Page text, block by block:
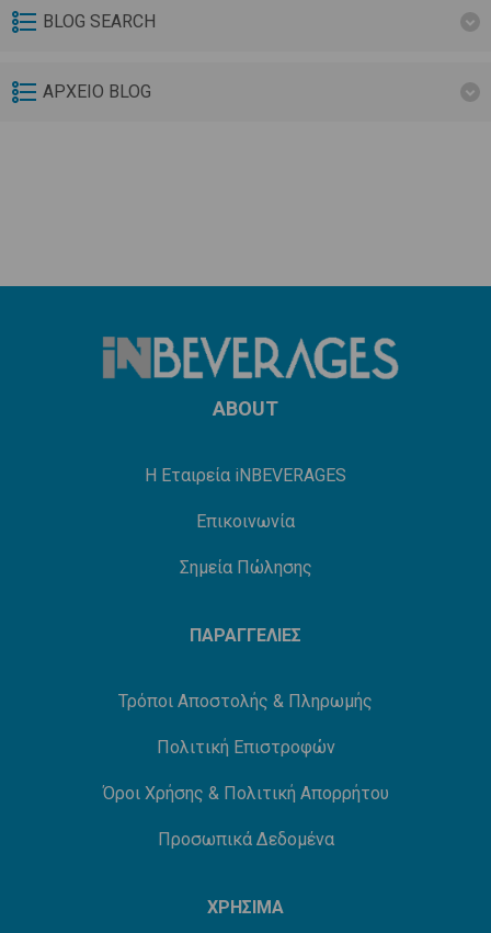
BLOG SEARCH
ΑΡΧΕΙΟ BLOG
ABOUT
Η Εταιρεία iNBEVERAGES
Επικοινωνία
Σημεία Πώλησης
ΠΑΡΑΓΓΕΛΙΕΣ
Τρόποι Αποστολής & Πληρωμής
Πολιτική Επιστροφών
Όροι Χρήσης & Πολιτική Απορρήτου
Προσωπικά Δεδομένα
ΧΡΗΣΙΜΑ